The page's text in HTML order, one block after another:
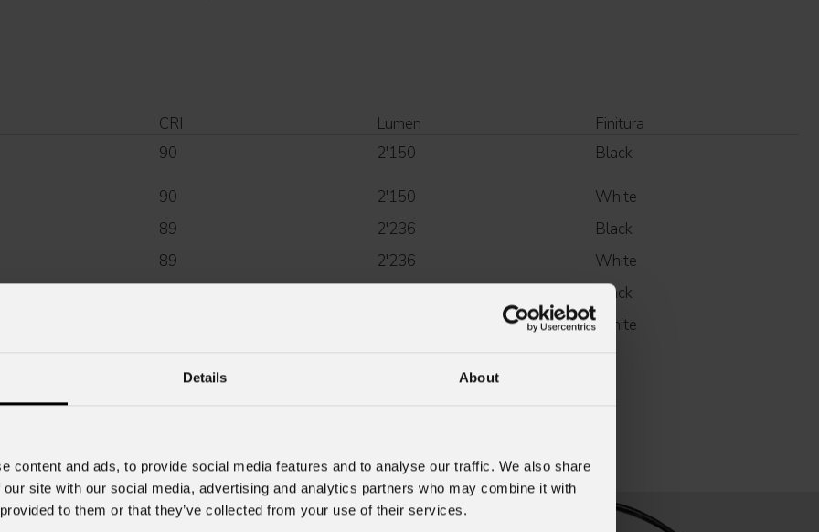
Details About
content and ads, to provide social media features and to analyse our traffic. We also share
site with our social media, advertising and analytics partners who may combine it with
to them or that they’ve collected from your use of their services.
CRI Lumen
Finitura
90 2'150 Black
90 2'150
White
89 2'236
Black
89 2'236
White
Black
White
visualizza tutti gli accessori